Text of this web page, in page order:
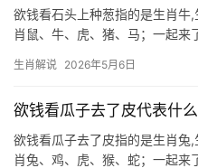
欲钱看石头上种葱指的是生肖牛
肖鼠、牛、虎、猪、马；一起来
中，生肖鼠与“石上种葱”的意象
生肖解说 2026年5月6日
欲钱看瓜子去了皮代表什
欲钱看瓜子去了皮指的是生肖兔
肖兔、鸡、虎、猴、蛇；一起来